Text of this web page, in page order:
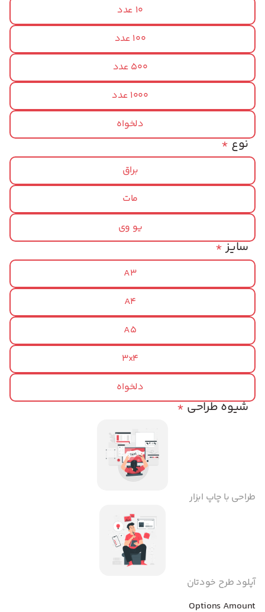
10 عدد
100 عدد
500 عدد
1000 عدد
دلخواه
*نوع
براق
مات
یو وی
*سایز
A3
A4
A5
3x4
دلخواه
*شیوه طراحی
طراحی با چاپ ابزار
آپلود طرح خودتان
Options Amount